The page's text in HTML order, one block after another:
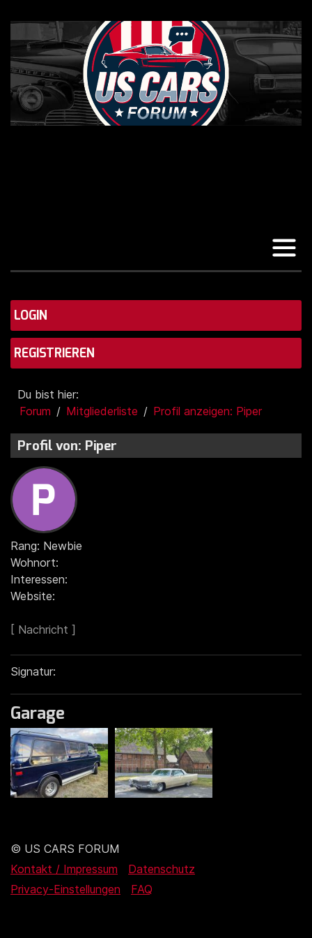
LOGIN
REGISTRIEREN
Du bist hier:
Forum
Mitgliederliste Profil anzeigen: Piper
Profil von: Piper
Rang: Newbie
Wohnort:
Interessen:
Website:
Signatur:
Garage
© US CARS FORUM
Kontakt / Impressum
Datenschutz
Privacy-Einstellungen
FAQ